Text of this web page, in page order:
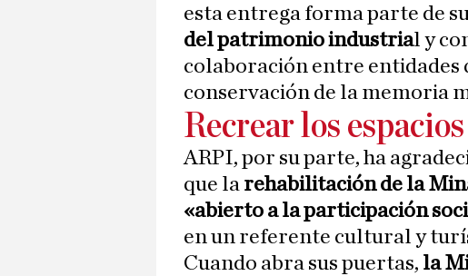
esta entrega forma parte de
del patrimonio industrial y
colaboración entre entidades
conservación de la memoria
Recrear los
ARPI, por su parte, ha
que la rehabilitación de la
«abierto a la participación
en un referente cultural y
Cuando abra sus puertas, la